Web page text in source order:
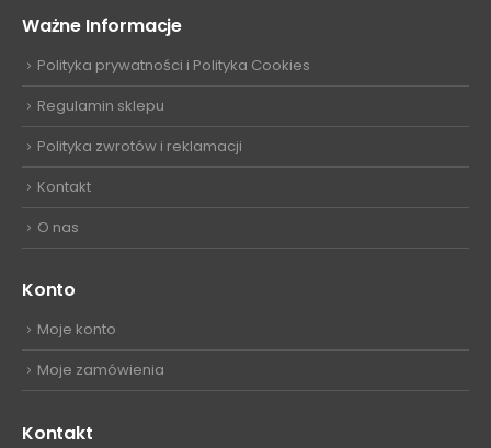
Ważne Informacje
Polityka prywatności i Polityka Cookies
Regulamin sklepu
Polityka zwrotów i reklamacji
Kontakt
O nas
Konto
Moje konto
Moje zamówienia
Kontakt